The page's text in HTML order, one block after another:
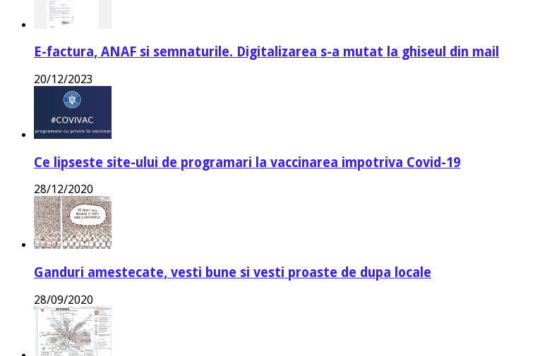
E-factura, ANAF si semnaturile. Digitalizarea s-a mutat la ghiseul din mail
20/12/2023
Ce lipseste site-ului de programari la vaccinarea impotriva Covid-19
28/12/2020
Ganduri amestecate, vesti bune si vesti proaste de dupa locale
28/09/2020